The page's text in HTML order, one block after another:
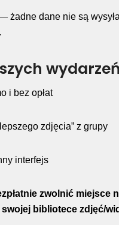
żadne dane nie są
wydarzeń
i bez opłat
zdjęcia” z grupy
interfejs
zwolnić miejsce
bibliotece zdjęć/